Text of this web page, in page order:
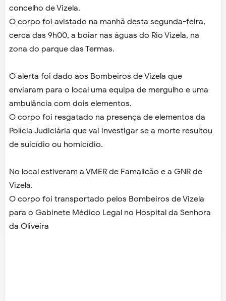
concelho de Vizela.
O corpo foi avistado na manhã desta segunda-feira,
cerca das 9h00, a boiar nas águas do Rio Vizela, na
zona do parque das Termas.
O alerta foi dado aos Bombeiros de Vizela que
enviaram para o local uma equipa de mergulho e uma
ambulância com dois elementos.
O corpo foi resgatado na presença de elementos da
Polícia Judiciária que vai investigar se a morte resultou
de suicídio ou homicídio.
No local estiveram a VMER de Famalicão e a GNR de
Vizela.
O corpo foi transportado pelos Bombeiros de Vizela
para o Gabinete Médico Legal no Hospital da Senhora
da Oliveira